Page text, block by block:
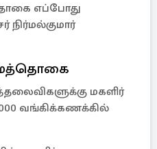
எப்போது
மகளிர்
வங்கிக்கணக்கில்